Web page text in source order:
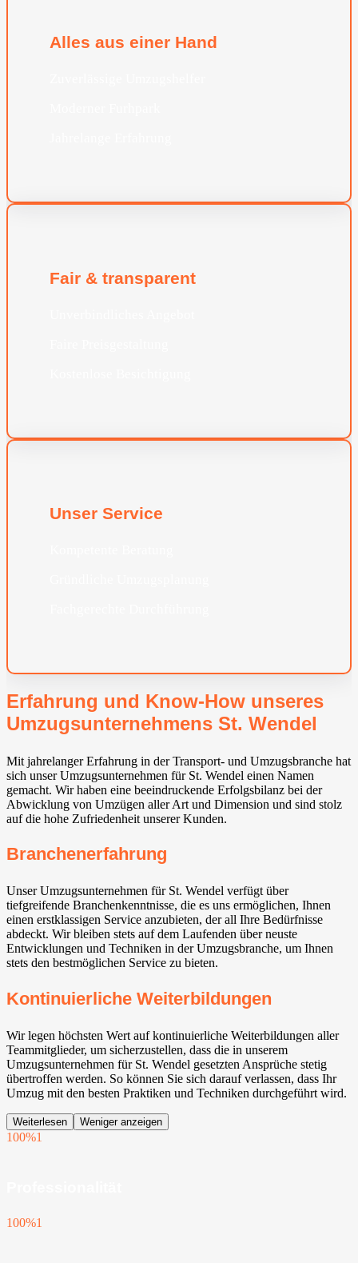
Alles aus einer Hand
Fair & transparent
Unser Service
Erfahrung und Know-How unseres
Umzugsunternehmens St. Wendel
Mit jahrelanger Erfahrung in der Transport- und Umzugsbranche hat
sich unser Umzugsunternehmen für St. Wendel einen Namen
gemacht. Wir haben eine beeindruckende Erfolgsbilanz bei der
Abwicklung von Umzügen aller Art und Dimension und sind stolz
auf die hohe Zufriedenheit unserer Kunden.
Branchenerfahrung
Unser Umzugsunternehmen für St. Wendel verfügt über
tiefgreifende Branchenkenntnisse, die es uns ermöglichen, Ihnen
einen erstklassigen Service anzubieten, der all Ihre Bedürfnisse
abdeckt. Wir bleiben stets auf dem Laufenden über neuste
Entwicklungen und Techniken in der Umzugsbranche, um Ihnen
stets den bestmöglichen Service zu bieten.
Kontinuierliche Weiterbildungen
Wir legen höchsten Wert auf kontinuierliche Weiterbildungen aller
Teammitglieder, um sicherzustellen, dass die in unserem
Umzugsunternehmen für St. Wendel gesetzten Ansprüche stetig
übertroffen werden. So können Sie sich darauf verlassen, dass Ihr
Umzug mit den besten Praktiken und Techniken durchgeführt wird.
Weiterlesen Weniger anzeigen
100%1
100%1